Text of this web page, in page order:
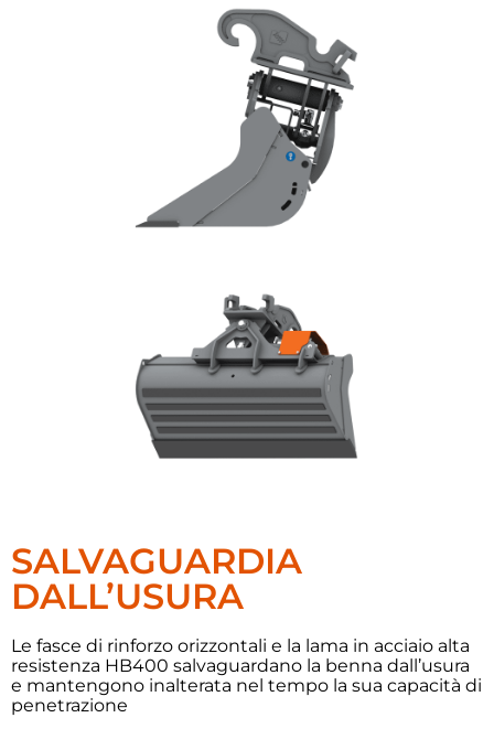
SALVAGUARDIA
DALL’USURA
Le fasce di rinforzo orizzontali e la lama in acciaio alta
resistenza HB400 salvaguardano la benna dall’usura
e mantengono inalterata nel tempo la sua capacità di
penetrazione